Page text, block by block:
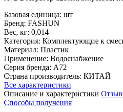
Базовая единица: шт
Бренд: FASHUN
Вес, кг: 0,014
Категория: Комплектующие к
Материал: Пластик
Применение: Водоснабжение
Серия бренда: А72
Страна производитель: КИТАЙ
Все характеристики
Описание и характеристики
Способы получения